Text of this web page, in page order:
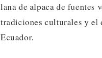
lana de alpaca de fuentes
tradiciones culturales y el
Ecuador.